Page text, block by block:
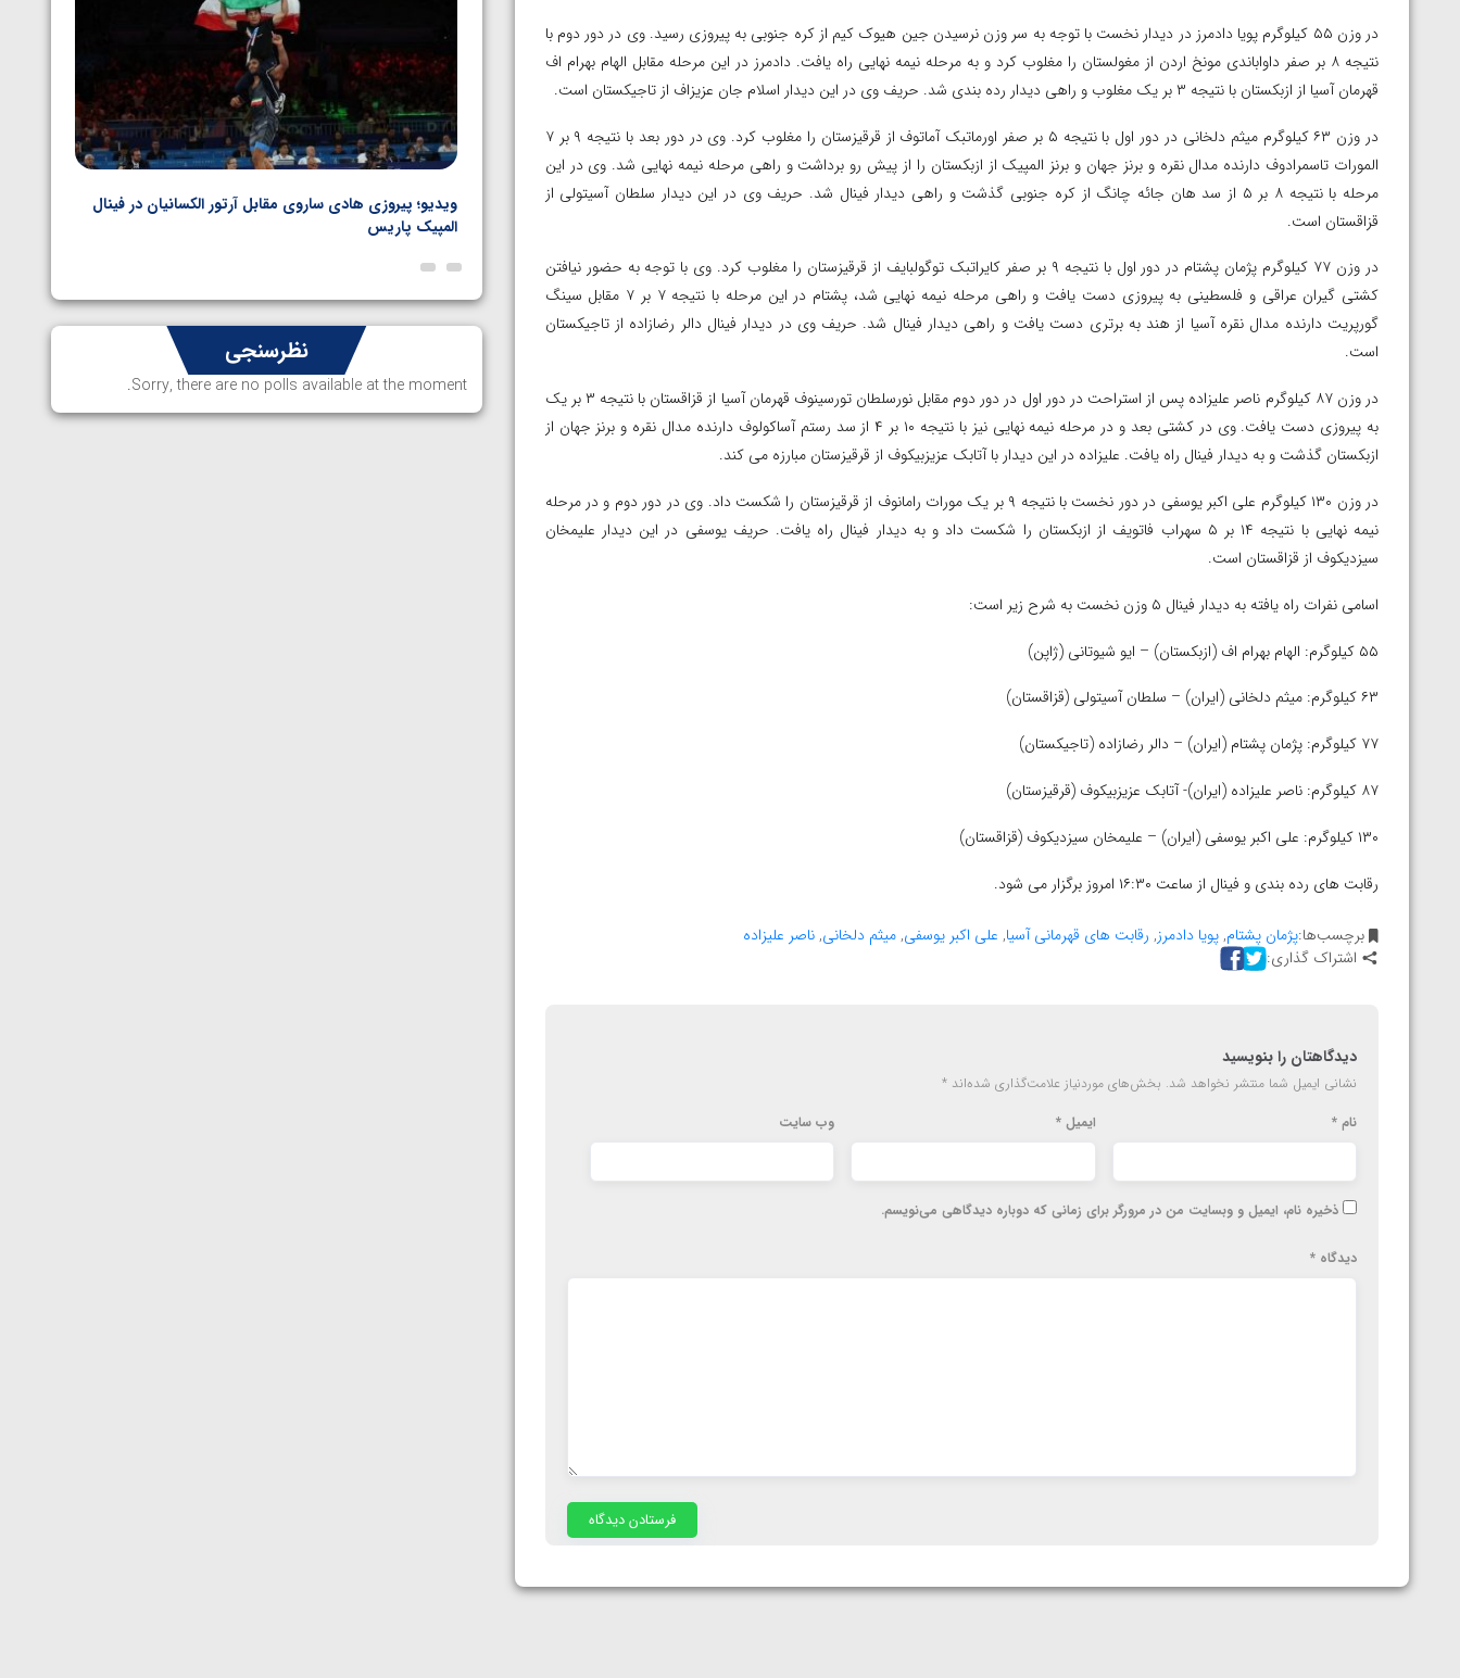
در وزن ۵۵ کیلوگرم پویا دادمرز در دیدار نخست با توجه به سر وزن نرسیدن جین هیوک کیم از کره جنوبی به پیروزی رسید. وی در دور دوم با
نتیجه ۸ بر صفر داواباندی مونخ اردن از مغولستان را مغلوب کرد و به مرحله نیمه نهایی راه یافت. دادمرز در این مرحله مقابل الهام بهرام اف
قهرمان آسیا از ازبکستان با نتیجه ۳ بر یک مغلوب و راهی دیدار رده بندی شد. حریف وی در این دیدار اسلام جان عزیزاف از تاجیکستان است.
در وزن ۶۳ کیلوگرم میثم دلخانی در دور اول با نتیجه ۵ بر صفر اورماتبک آماتوف از قرقیزستان را مغلوب کرد. وی در دور بعد با نتیجه ۹ بر ۷
المورات تاسمرادوف دارنده مدال نقره و برنز جهان و برنز المپیک از ازبکستان را از پیش رو برداشت و راهی مرحله نیمه نهایی شد. وی در این
مرحله با نتیجه ۸ بر ۵ از سد هان جائه چانگ از کره جنوبی گذشت و راهی دیدار فینال شد. حریف وی در این دیدار سلطان آسیتولی از
قزاقستان است.
در وزن ۷۷ کیلوگرم پژمان پشتام در دور اول با نتیجه ۹ بر صفر کایراتبک توگولبایف از قرقیزستان را مغلوب کرد. وی با توجه به حضور نیافتن
کشتی گیران عراقی و فلسطینی به پیروزی دست یافت و راهی مرحله نیمه نهایی شد، پشتام در این مرحله با نتیجه ۷ بر ۷ مقابل سینگ
گورپریت دارنده مدال نقره آسیا از هند به برتری دست یافت و راهی دیدار فینال شد. حریف وی در دیدار فینال دالر رضازاده از تاجیکستان
است.
در وزن ۸۷ کیلوگرم ناصر علیزاده پس از استراحت در دور اول در دور دوم مقابل نورسلطان تورسینوف قهرمان آسیا از قزاقستان با نتیجه ۳ بر یک
به پیروزی دست یافت. وی در کشتی بعد و در مرحله نیمه نهایی نیز با نتیجه ۱۰ بر ۴ از سد رستم آساکولوف دارنده مدال نقره و برنز جهان از
ازبکستان گذشت و به دیدار فینال راه یافت. علیزاده در این دیدار با آتابک عزیزبیکوف از قرقیزستان مبارزه می کند.
در وزن ۱۳۰ کیلوگرم علی اکبر یوسفی در دور نخست با نتیجه ۹ بر یک مورات رامانوف از قرقیزستان را شکست داد. وی در دور دوم و در مرحله
نیمه نهایی با نتیجه ۱۴ بر ۵ سهراب فاتویف از ازبکستان را شکست داد و به دیدار فینال راه یافت. حریف یوسفی در این دیدار علیمخان
سیزدیکوف از قزاقستان است.
اسامی نفرات راه یافته به دیدار فینال ۵ وزن نخست به شرح زیر است:
۵۵ کیلوگرم: الهام بهرام اف (ازبکستان) – ایو شیوتانی (ژاپن)
۶۳ کیلوگرم: میثم دلخانی (ایران) – سلطان آسیتولی (قزاقستان)
۷۷ کیلوگرم: پژمان پشتام (ایران) – دالر رضازاده (تاجیکستان)
۸۷ کیلوگرم: ناصر علیزاده (ایران)- آتابک عزیزبیکوف (قرقیزستان)
۱۳۰ کیلوگرم: علی اکبر یوسفی (ایران) – علیمخان سیزدیکوف (قزاقستان)
رقابت های رده بندی و فینال از ساعت ۱۶:۳۰ امروز برگزار می شود.
برچسب‌ها:پژمان پشتام,پویا دادمرز, رقابت های قهرمانی آسیا, علی اکبر یوسفی,میثم دلخانی,ناصر علیزاده
اشتراک گذاری:
دیدگاهتان را بنویسید
نشانی ایمیل شما منتشر نخواهد شد. بخش‌های موردنیاز علامت‌گذاری شده‌اند *
نام * ایمیل* وب‌ سایت
ذخیره نام، ایمیل و وبسایت من در مرورگر برای زمانی که دوباره دیدگاهی می‌نویسم.
دیدگاه *
امین میرزازاده
ویدیو؛ باخت امین کاویانی نژاد مقابل مالخاز آمویان از
ویدیو؛ صعود حسن یزدانی به فینال المپیک با برتری مقابل
ویدیو؛ پیروزی هادی ساروی مقابل آرتور الکسانیان در فینال
المپیک پاریس
نظرسنجی
Sorry, there are no polls available at the moment.